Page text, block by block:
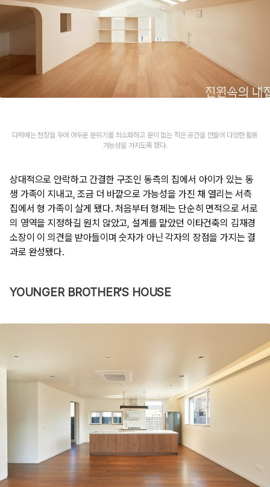
다락에는 천창을 두어 어두운 분위기를 최소화하고 문이 없는 작은 공간을 만들어 다양한 활용
가능성을 가지도록 했다.
상대적으로 안락하고 간결한 구조인 동측의 집에서 아이가 있는 동
생 가족이 지내고, 조금 더 바깥으로 가능성을 가진 채 열리는 서측
집에서 형 가족이 살게 됐다. 처음부터 형제는 단순히 면적으로 서로
의 영역을 지정하길 원치 않았고, 설계를 맡았던 이타건축의 김재경
소장이 이 의견을 받아들이며 숫자가 아닌 각자의 장점을 가지는 결
과로 완성됐다.
YOUNGER BROTHER'S HOUSE